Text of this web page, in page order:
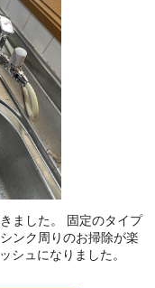
ました。 固定のタイプ
ンク周りのお掃除が楽
シュになりました。